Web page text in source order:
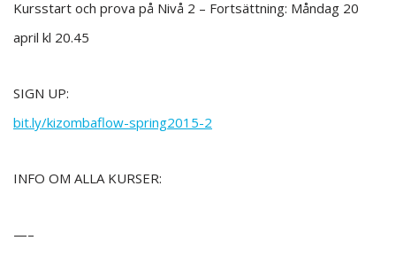
Kursstart och prova på Nivå 2 – Fortsättning: Måndag 20
april kl 20.45
SIGN UP:
bit.ly/kizombaflow-spring2015-2
INFO OM ALLA KURSER:
—–